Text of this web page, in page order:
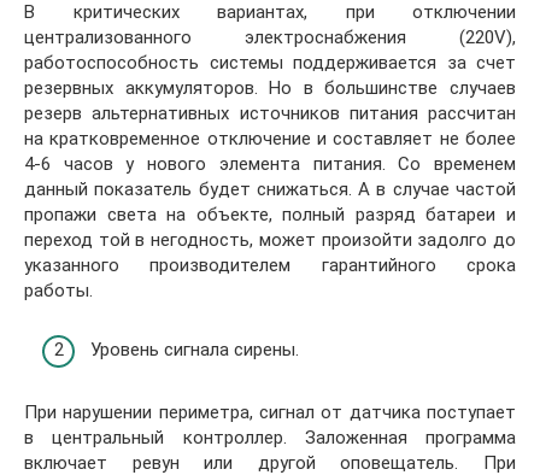
В критических вариантах, при отключении
централизованного электроснабжения (220V),
работоспособность системы поддерживается за счет
резервных аккумуляторов. Но в большинстве случаев
резерв альтернативных источников питания рассчитан
на кратковременное отключение и составляет не более
4-6 часов у нового элемента питания. Со временем
данный показатель будет снижаться. А в случае частой
пропажи света на объекте, полный разряд батареи и
переход той в негодность, может произойти задолго до
указанного производителем гарантийного срока
работы.
Уровень сигнала сирены.
При нарушении периметра, сигнал от датчика поступает
в центральный контроллер. Заложенная программа
включает ревун или другой оповещатель. При